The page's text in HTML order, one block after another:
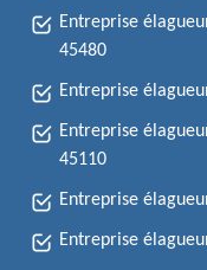
Entreprise
45480
Entreprise
Entreprise
45110
Entreprise
Entreprise